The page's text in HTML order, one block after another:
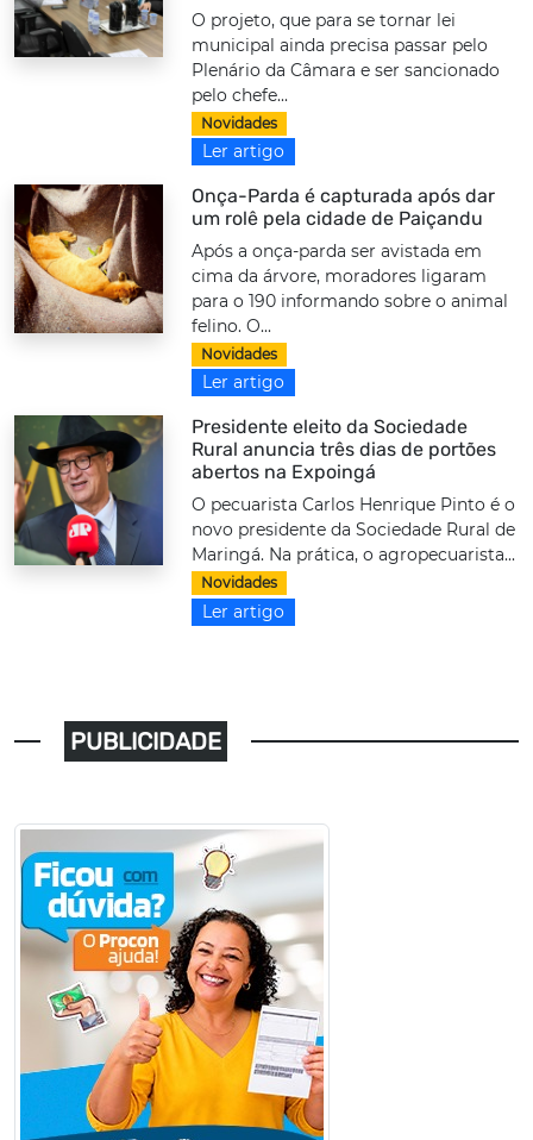
O projeto, que para se tornar lei
municipal ainda precisa passar pelo
Plenário da Câmara e ser sancionado
pelo chefe...
Novidades
Ler artigo
Onça-Parda é capturada após dar
um rolê pela cidade de Paiçandu
Após a onça-parda ser avistada em
cima da árvore, moradores ligaram
para o 190 informando sobre o animal
felino. O...
Novidades
Ler artigo
Presidente eleito da Sociedade
Rural anuncia três dias de portões
abertos na Expoingá
O pecuarista Carlos Henrique Pinto é o
novo presidente da Sociedade Rural de
Maringá. Na prática, o agropecuarista...
Novidades
Ler artigo
PUBLICIDADE